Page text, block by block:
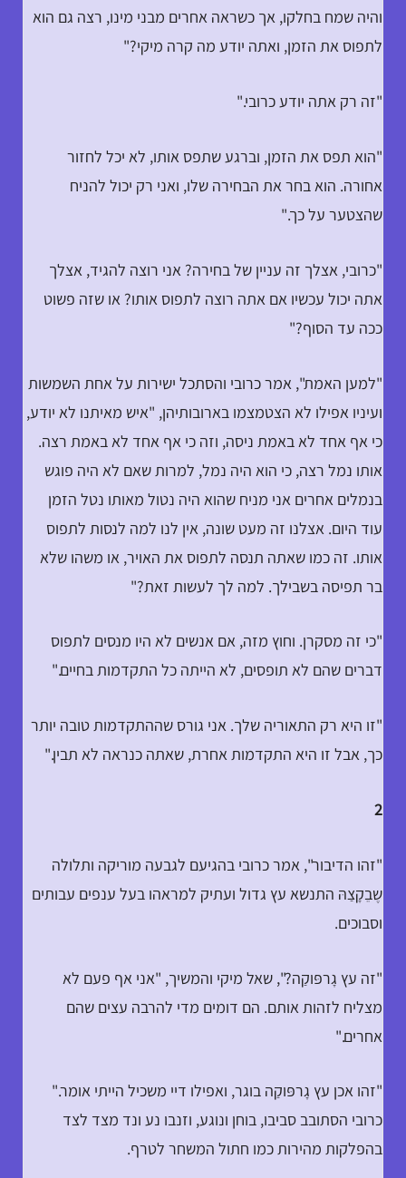
והיה שמח בחלקו, אך כשראה אחרים מבני מינו, רצה גם הוא
לתפוס את הזמן, ואתה יודע מה קרה מיקי?"
"זה רק אתה יודע כרובי."
"הוא תפס את הזמן, וברגע שתפס אותו, לא יכל לחזור
אחורה. הוא בחר את הבחירה שלו, ואני רק יכול להניח
שהצטער על כך."
"כרובי, אצלך זה עניין של בחירה? אני רוצה להגיד, אצלך
אתה יכול עכשיו אם אתה רוצה לתפוס אותו? או שזה פשוט
ככה עד הסוף?"
"למען האמת", אמר כרובי והסתכל ישירות על אחת השמשות
ועיניו אפילו לא הצטמצמו בארובותיהן, "איש מאיתנו לא יודע,
כי אף אחד לא באמת ניסה, וזה כי אף אחד לא באמת רצה.
אותו נמל רצה, כי הוא היה נמל, למרות שאם לא היה פוגש
בנמלים אחרים אני מניח שהוא היה נטול מאותו נטל הזמן
עוד היום. אצלנו זה מעט שונה, אין לנו למה לנסות לתפוס
אותו. זה כמו שאתה תנסה לתפוס את האויר, או משהו שלא
בר תפיסה בשבילך. למה לך לעשות זאת?"
"כי זה מסקרן. וחוץ מזה, אם אנשים לא היו מנסים לתפוס
דברים שהם לא תופסים, לא הייתה כל התקדמות בחיים."
"זו היא רק התאוריה שלך. אני גורס שההתקדמות טובה יותר
כך, אבל זו היא התקדמות אחרת, שאתה כנראה לא תבין."
2
"זהו הדיבור", אמר כרובי בהגיעם לגבעה מוריקה ותלולה
שֶבֵקָצַהּ התנשא עץ גדול ועתיק למראהו בעל ענפים עבותים
וסבוכים.
"זה עץ גָרפּוקַה?", שאל מיקי והמשיך, "אני אף פעם לא
מצליח לזהות אותם. הם דומים מדי להרבה עצים שהם
אחרים."
"זהו אכן עץ גָרפּוקַה בוגר, ואפילו דיי משכיל הייתי אומר."
כרובי הסתובב סביבו, בוחן ונוגע, וזנבו נע ונד מצד לצד
בהפלקות מהירות כמו חתול המשחר לטרף.